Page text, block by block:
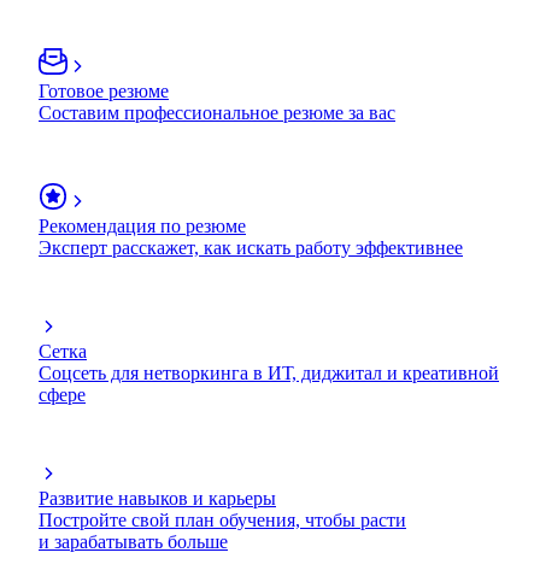
Готовое резюме
Составим профессиональное резюме за вас
Рекомендация по резюме
Эксперт расскажет, как искать работу эффективнее
Сетка
Соцсеть для нетворкинга в ИТ, диджитал и креативной
сфере
Развитие навыков и карьеры
Постройте свой план обучения, чтобы расти
и зарабатывать больше